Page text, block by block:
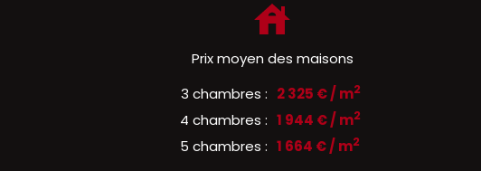
Prix moyen des maisons
3 chambres : 2 325 € / m2
4 chambres : 1 944 € / m2
5 chambres : 1 664 € / m2